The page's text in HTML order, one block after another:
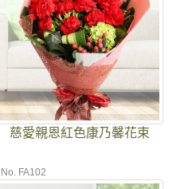
慈愛親恩紅色康乃馨花束
No. FA102